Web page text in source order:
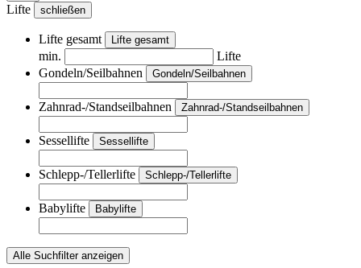
Lifte schließen
Lifte gesamt Lifte gesamt
min.
Lifte
Gondeln/Seilbahnen
Gondeln/Seilbahnen
Zahnrad-/Standseilbahnen Zahnrad-/Standseilbahnen
Sessellifte Sessellifte
Schlepp-/Tellerlifte Schlepp-/Tellerlifte
Babylifte Babylifte
Alle Suchfilter anzeigen